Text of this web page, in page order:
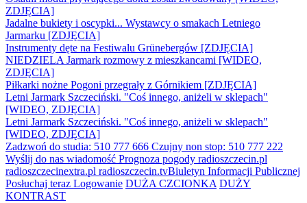
ZDJĘCIA]
Jadalne bukiety i oscypki... Wystawcy o smakach Letniego
Jarmarku [ZDJĘCIA]
Instrumenty dęte na Festiwalu Grünebergów [ZDJĘCIA]
NIEDZIELA Jarmark rozmowy z mieszkancami [WIDEO,
ZDJĘCIA]
Piłkarki nożne Pogoni przegrały z Górnikiem [ZDJĘCIA]
Letni Jarmark Szczeciński. "Coś innego, aniżeli w sklepach"
[WIDEO, ZDJĘCIA]
Letni Jarmark Szczeciński. "Coś innego, aniżeli w sklepach"
[WIDEO, ZDJĘCIA]
Zadzwoń do studia: 510 777 666 Czujny non stop: 510 777 222
Wyślij do nas wiadomość Prognoza pogody radioszczecin.pl
radioszczecinextra.pl radioszczecin.tvBiuletyn Informacji Publicznej
Posłuchaj teraz Logowanie DUŻA CZCIONKA DUŻY
KONTRAST